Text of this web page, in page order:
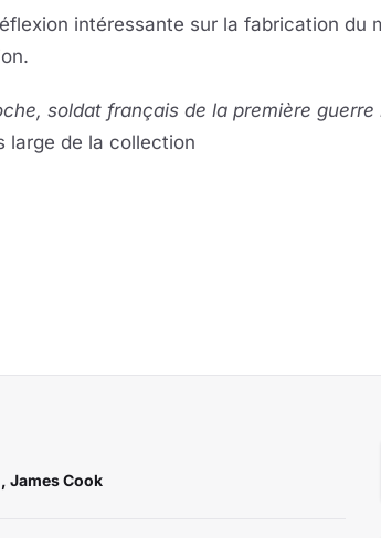
intéressante sur la fabrication du
soldat français de la première guerre
large de la collection
James Cook